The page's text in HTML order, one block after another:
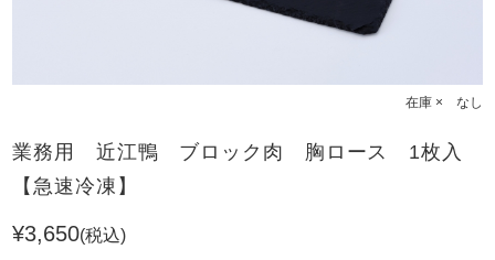
在庫 × なし
業務用 近江鴨 ブロック肉 胸ロース 1枚入
【急速冷凍】
¥3,650(税込)